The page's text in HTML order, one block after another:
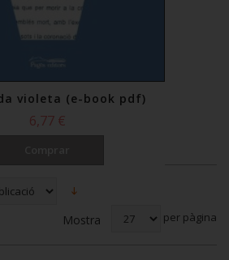
violeta (e-book pdf)
6,77 €
Mostra
per pàgina